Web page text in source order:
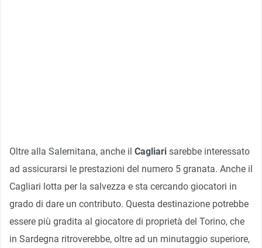
Oltre alla Salernitana, anche il Cagliari sarebbe interessato
ad assicurarsi le prestazioni del numero 5 granata. Anche il
Cagliari lotta per la salvezza e sta cercando giocatori in
grado di dare un contributo. Questa destinazione potrebbe
essere più gradita al giocatore di proprietà del Torino, che
in Sardegna ritroverebbe, oltre ad un minutaggio superiore,